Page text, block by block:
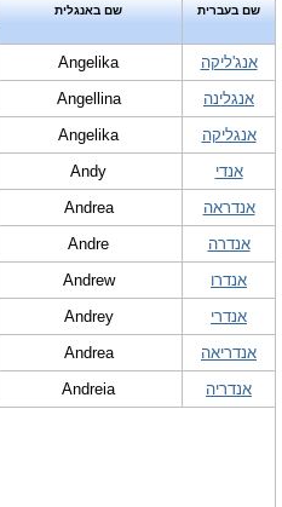
שם בעברית שם באנגלית
אנג'ליקה Angelika
אנגלינה
Angellina
אנגליקה
Angelika
אנדי
Andy
אנדראה
Andrea
אנדרה
Andre
אנדרו
Andrew
אנדרי
Andrey
אנדריאה
Andrea
אנדריה
Andreia